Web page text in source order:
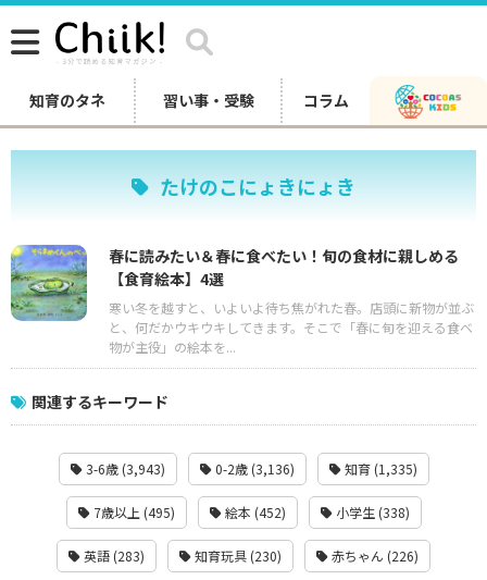
知育のタネ 習い事・受験 コラム
たけのこにょきにょき
春に読みたい＆春に食べたい！旬の食材に親しめる
【食育絵本】4選
寒い冬を越すと、いよいよ待ち焦がれた春。店頭に新物が並ぶ
と、何だかウキウキしてきます。そこで「春に旬を迎える食べ
物が主役」の絵本を...
関連するキーワード
3-6歳 (3,943) 0-2歳 (3,136) 知育 (1,335)
7歳以上 (495) 絵本 (452) 小学生 (338)
英語 (283) 知育玩具 (230) 赤ちゃん (226)